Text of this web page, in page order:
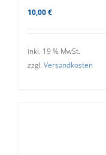
10,00 €
inkl. 19 % MwSt.
zzgl. Versandkosten